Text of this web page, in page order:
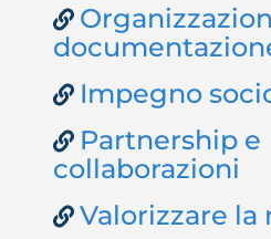
Impegno
Partnership e
collaborazioni
Valorizzare la